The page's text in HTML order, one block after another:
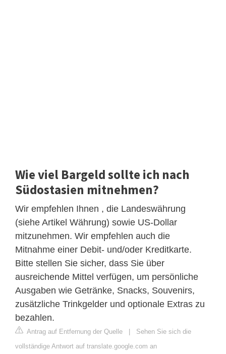
Wie viel Bargeld sollte ich nach
Südostasien mitnehmen?
Wir empfehlen Ihnen , die Landeswährung
(siehe Artikel Währung) sowie US-Dollar
mitzunehmen. Wir empfehlen auch die
Mitnahme einer Debit- und/oder Kreditkarte.
Bitte stellen Sie sicher, dass Sie über
ausreichende Mittel verfügen, um persönliche
Ausgaben wie Getränke, Snacks, Souvenirs,
zusätzliche Trinkgelder und optionale Extras zu
bezahlen.
Antrag auf Entfernung der Quelle | Sehen Sie sich die
vollständige Antwort auf translate.google.com an